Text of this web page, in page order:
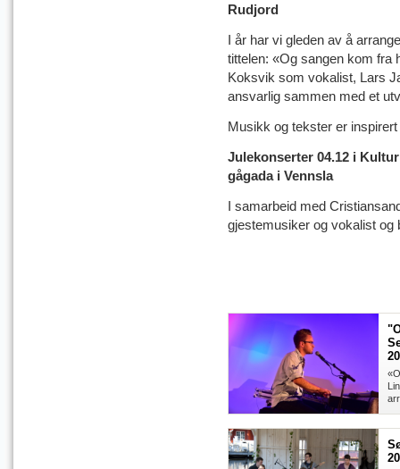
Rudjord
I år har vi gleden av å
tittelen: «Og sangen kom fra
Koksvik som vokalist, Lars
ansvarlig sammen med et
Musikk og tekster er
Julekonserter 04.12 i
gågada i Vennsla
I samarbeid med
gjestemusiker og vokalist og